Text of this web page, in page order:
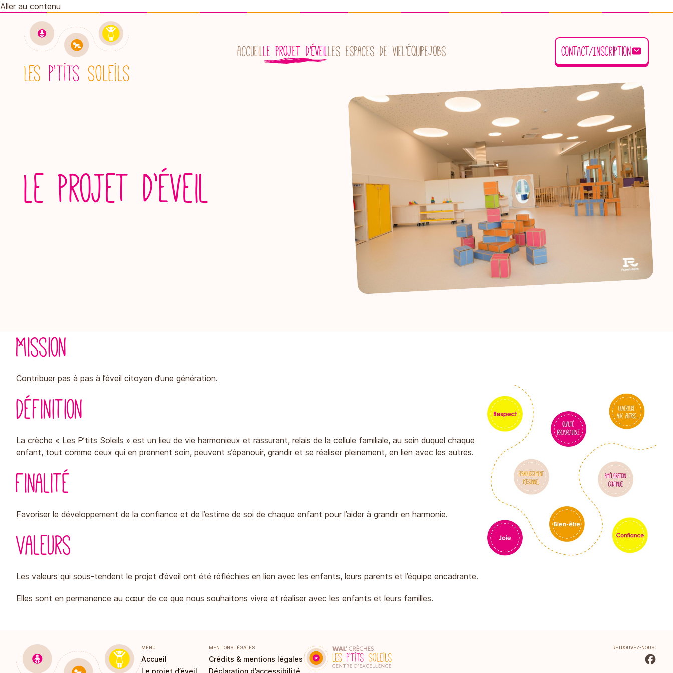
Aller au contenu
AccueilLe projet d’éveilLes espaces de vieL’équipeJobs Contact/Inscription
Le projet d’éveil
Mission
Contribuer pas à pas à l’éveil citoyen d’une génération.
Définition
La crèche « Les P’tits Soleils » est un lieu de vie harmonieux et rassurant, relais de la cellule familiale, au sein duquel chaque
enfant, tout comme ceux qui en prennent soin, peuvent s’épanouir, grandir et se réaliser pleinement, en lien avec les autres.
Finalité
Favoriser le développement de la confiance et de l’estime de soi de chaque enfant pour l’aider à grandir en harmonie.
Valeurs
Les valeurs qui sous-tendent le projet d’éveil ont été réfléchies en lien avec les enfants, leurs parents et l’équipe encadrante.
Elles sont en permanence au cœur de ce que nous souhaitons vivre et réaliser avec les enfants et leurs familles.
MENU
Accueil
MENTIONS LÉGALES
Crédits & mentions légales
RETROUVEZ-NOUS :